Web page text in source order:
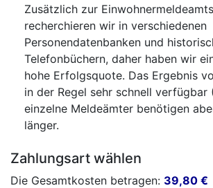
Zusätzlich zur
recherchieren wir in verschiedenen
Personendatenbanken und
Telefonbüchern, daher haben wir
hohe Erfolgsquote. Das Ergebnis
in der Regel sehr schnell verfügbar
einzelne Meldeämter benötigen
länger.
Zahlungsart wählen
Die Gesamtkosten betragen: 39,80 €